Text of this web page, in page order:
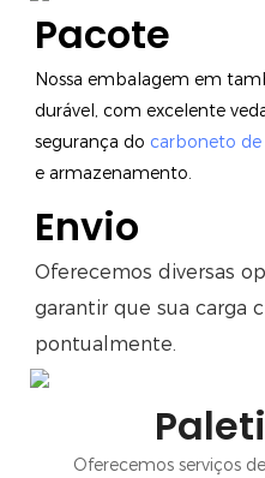
Pacote
Nossa embalagem em
durável, com excelente
segurança do carboneto de
e armazenamento.
Envio
Oferecemos diversas
garantir que sua carga
pontualmente.
Oferecemos serviços